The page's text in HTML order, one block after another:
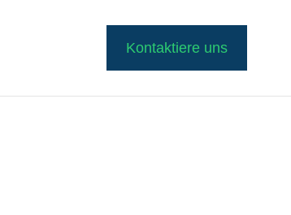
Kontaktiere uns